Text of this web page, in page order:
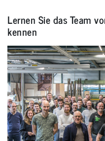
Lernen Sie das Team
kennen